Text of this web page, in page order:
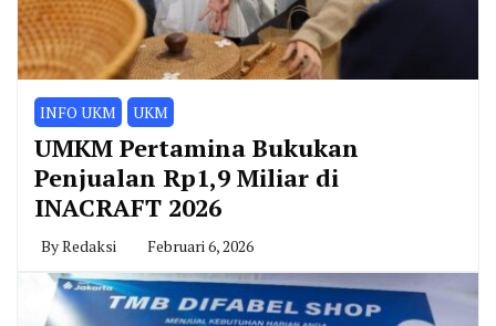
INFO UKM UKM
UMKM Pertamina Bukukan
Penjualan Rp1,9 Miliar di
INACRAFT 2026
ByRedaksi Februari 6, 2026